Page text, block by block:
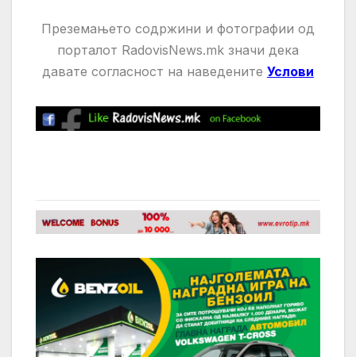
Преземањето содржини и фотографии од
порталот RadovisNews.mk значи дека
давате согласност на нaведените Услови